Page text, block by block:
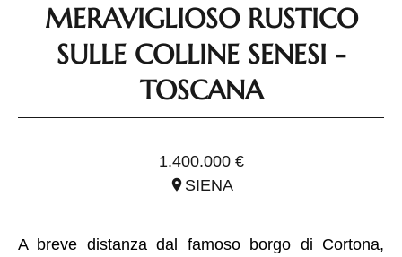
MERAVIGLIOSO RUSTICO
SULLE COLLINE SENESI -
TOSCANA
1.400.000 €
SIENA
A breve distanza dal famoso borgo di Cortona,